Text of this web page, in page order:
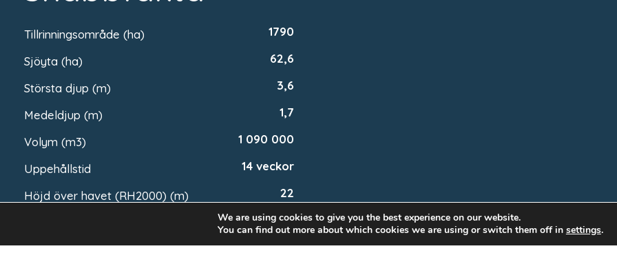
Tillrinningsområde (ha) 1790
Sjöyta (ha) 62,6
Största djup (m) 3,6
Medeldjup (m) 1,7
Volym (m3) 1 090 000
Uppehållstid 14 veckor
Höjd över havet (RH2000) (m) 22
7,4
We are using cookies to give you the best experience on our website.
You can find out more about which cookies we are using or switch them off in settings.